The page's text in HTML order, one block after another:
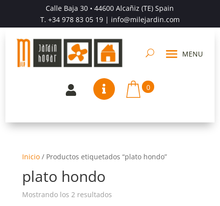
Calle Baja 30 • 44600 Alcañiz (TE) Spain
T. +34 978 83 05 19| info@milejardin.com
  0
Inicio/ Productos etiquetados “plato hondo”
plato hondo
Mostrando los 2 resultados